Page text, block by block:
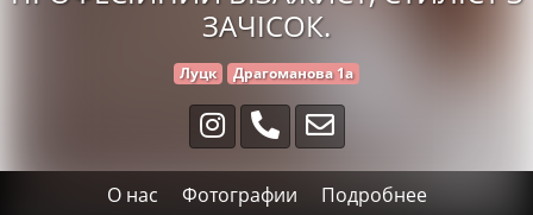
ЗАЧІСОК.
Луцк Драгоманова 1а
О нас Фотографии Подробнее